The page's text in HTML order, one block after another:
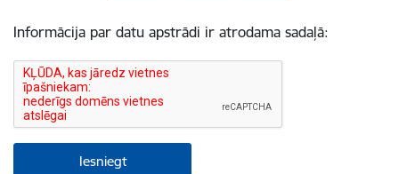
Informācija par datu apstrādi ir atrodama sadaļā: